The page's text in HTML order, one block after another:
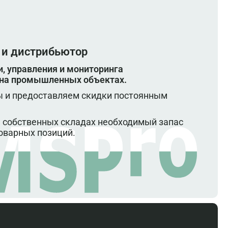
дистрибьютор
управления и мониторинга
на промышленных объектах.
предоставляем скидки постоянным
складах необходимый запас
позиций.